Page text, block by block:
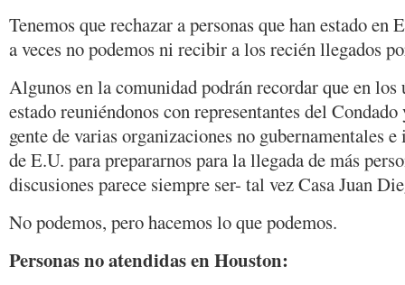
Tenemos que rechazar a personas que han estado en
a veces no podemos ni recibir a los recién llegados
Algunos en la comunidad podrán recordar que en los
estado reuniéndonos con representantes del
gente de varias organizaciones no gubernamentales
de E.U. para prepararnos para la llegada de más
discusiones parece siempre ser- tal vez Casa Juan
No podemos, pero hacemos lo que podemos.
Personas no atendidas en Houston: